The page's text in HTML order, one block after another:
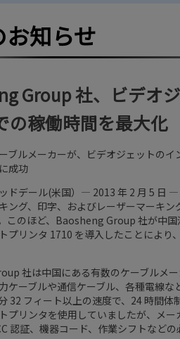
知らせ
Group 社、ビデオ
の稼働時間を最大化
ブルメーカーが、ビデオジェットの
成功
ドデール(米国）— 2013 年 2 月 5 日
ング、印字、およびレーザーマーキ
このほど、Baosheng Group 社が中
プリンタ 1710 を導入したことによ
社は中国にある有数のケーブルメ
ケーブルや通信ケーブル、各種電線
32 フィート以上の速度で、24 時間
プリンタを使用していましたが、メ
認証、機器コード、作業シフトなど